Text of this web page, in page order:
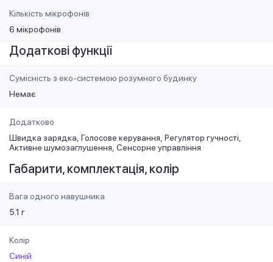
Кількість мікрофонів
6 мікрофонів
Додаткові функції
Сумісність з еко-системою розумного будинку
Немає
Додатково
Швидка зарядка Голосове керування Регулятор гучності
Активне шумозаглушення Сенсорне управління
Габарити, комплектація, колір
Вага одного навушника
5.1 г
Колір
Синій